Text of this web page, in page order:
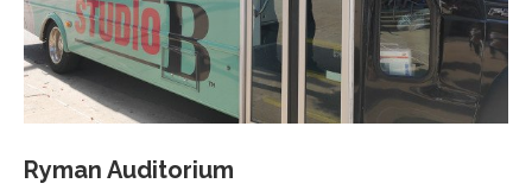
Ryman Auditorium